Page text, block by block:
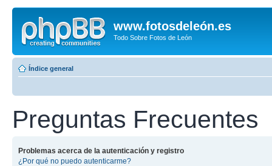
www.fotosdeleón.es
Todo Sobre Fotos de León
Índice general
Preguntas Frecuentes
Problemas acerca de la autenticación y registro
¿Por qué no puedo autenticarme?